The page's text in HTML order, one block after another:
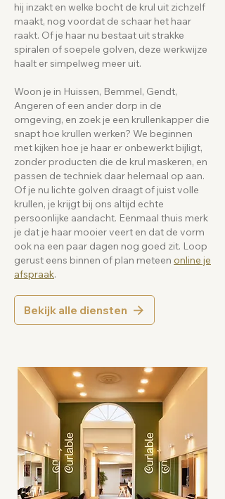
hij inzakt en welke bocht de krul uit zichzelf
maakt, nog voordat de schaar het haar
raakt. Of je haar nu bestaat uit strakke
spiralen of soepele golven, deze werkwijze
haalt er simpelweg meer uit.
Woon je in Huissen, Bemmel, Gendt,
Angeren of een ander dorp in de
omgeving, en zoek je een krullenkapper die
snapt hoe krullen werken? We beginnen
met kijken hoe je haar er onbewerkt bijligt,
zonder producten die de krul maskeren, en
passen de techniek daar helemaal op aan.
Of je nu lichte golven draagt of juist volle
krullen, je krijgt bij ons altijd echte
persoonlijke aandacht. Eenmaal thuis merk
je dat je haar mooier veert en dat de vorm
ook na een paar dagen nog goed zit. Loop
gerust eens binnen of plan meteen online je
afspraak.
Bekijk alle diensten